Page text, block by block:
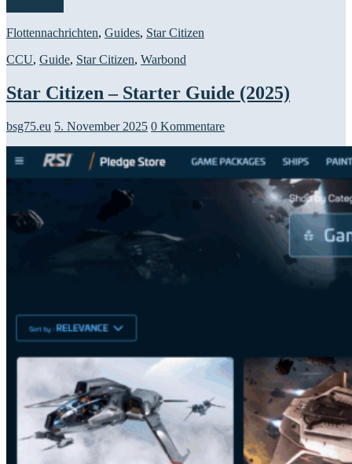
Flottennachrichten, Guides, Star Citizen
CCU, Guide, Star Citizen, Warbond
Star Citizen – Starter Guide (2025)
bsg75.eu 5. November 2025 0 Kommentare